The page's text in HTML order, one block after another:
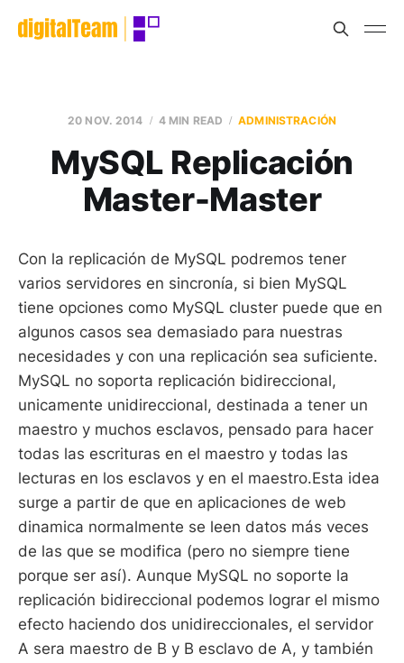
20 NOV. 2014 4 MIN READ ADMINISTRACIÓN
MySQL Replicación
Master-Master
Con la replicación de MySQL podremos tener
varios servidores en sincronía, si bien MySQL
tiene opciones como MySQL cluster puede que en
algunos casos sea demasiado para nuestras
necesidades y con una replicación sea suficiente.
MySQL no soporta replicación bidireccional,
unicamente unidireccional, destinada a tener un
maestro y muchos esclavos, pensado para hacer
todas las escrituras en el maestro y todas las
lecturas en los esclavos y en el maestro.Esta idea
surge a partir de que en aplicaciones de web
dinamica normalmente se leen datos más veces
de las que se modifica (pero no siempre tiene
porque ser así). Aunque MySQL no soporte la
replicación bidireccional podemos lograr el mismo
efecto haciendo dos unidireccionales, el servidor
A sera maestro de B y B esclavo de A, y también